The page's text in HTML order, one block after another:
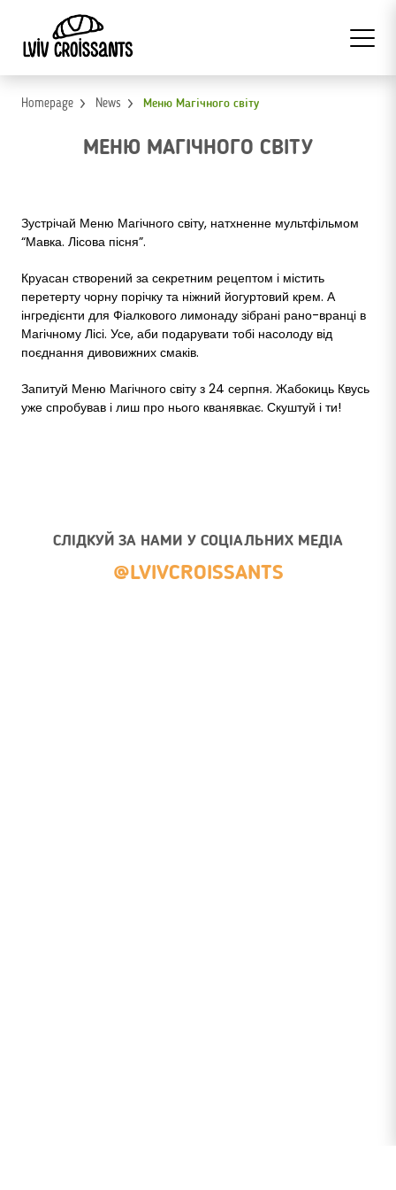
Homepage News Меню Магічного світу
МЕНЮ МАГІЧНОГО СВІТУ
Зустрічай Меню Магічного світу, натхненне мультфільмом
“Мавка. Лісова пісня”.
Круасан створений за секретним рецептом і містить
перетерту чорну порічку та ніжний йогуртовий крем. А
інгредієнти для Фіалкового лимонаду зібрані рано-вранці в
Магічному Лісі. Усе, аби подарувати тобі насолоду від
поєднання дивовижних смаків.
Запитуй Меню Магічного світу з 24 серпня. Жабокиць Квусь
уже спробував і лиш про нього кванявкає. Скуштуй і ти!
СЛІДКУЙ ЗА НАМИ У СОЦІАЛЬНИХ МЕДІА
@LVIVCROISSANTS